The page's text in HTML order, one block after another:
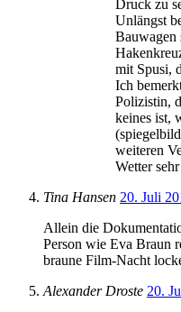
Druck zu
Unlängst
Bauwagen
mit Spusi,
Ich
Polizistin,
keines ist,
weiteren
Wetter
Tina Hansen 20. Juli
Allein die
Person wie Eva Braun
braune Film-Nacht
Alexander Droste 20.